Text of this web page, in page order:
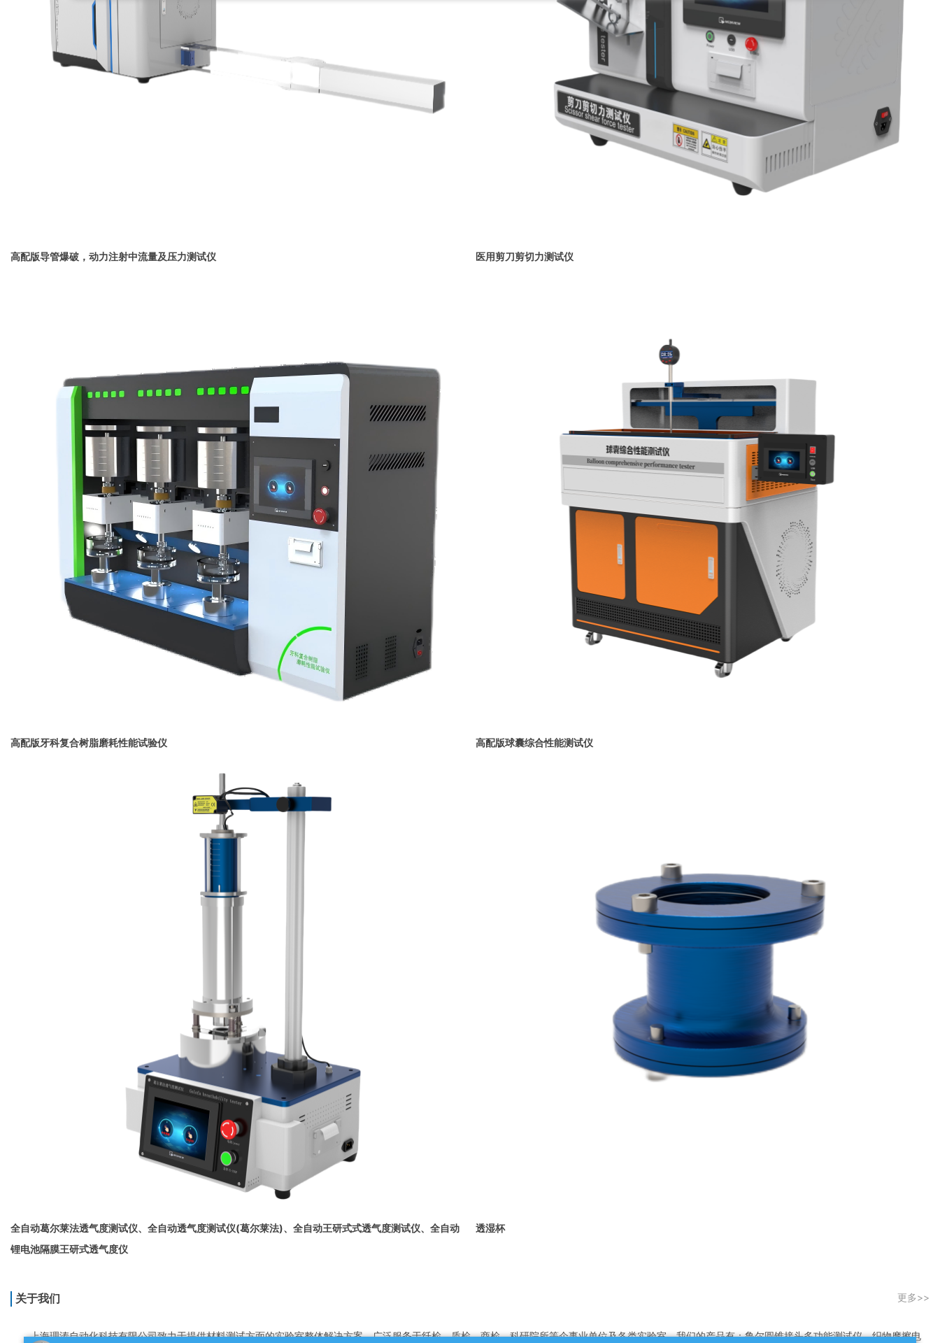
高配版导管爆破，动力注射中流量及压力测试仪 医用剪刀剪切力测试仪
高配版牙科复合树脂磨耗性能试验仪 高配版球囊综合性能测试仪
全自动葛尔莱法透气度测试仪、全自动透气度测试仪(葛尔莱法)、全自动王研式式透气度测试仪、全自动
锂电池隔膜王研式透气度仪
透湿杯
关于我们 更多>>
上海理涛自动化科技有限公司致力于提供材料测试方面的实验室整体解决方案，广泛服务于纤检、质检、商检、科研院所等企事业单位及各类实验室。我们的产品有：鲁尔圆锥接头多功能测试仪、织物摩擦电